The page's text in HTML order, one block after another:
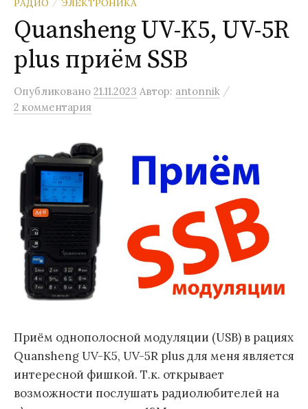
РАДИО ЭЛЕКТРОНИКА
Quansheng UV-K5, UV-5R
plus приём SSB
Опубликовано 21.11.2023 Автор: antonnik /
2 комментария
Приём однополосной модуляции (USB) в рациях
Quansheng UV-K5, UV-5R plus для меня является
интересной фишкой. Т.к. открывает
возможности послушать радиолюбителей на